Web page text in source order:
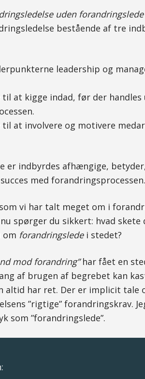
uden forandringslede
bestående af tre
leadership og
til at kigge indad, før der
til at involvere og motivere
er indbyrdes afhængige,
med forandringsprocessen.
vi har talt meget om i
spørger du sikkert: hvad
om forandringslede i stedet?
mod forandring”har fået en
af brugen af begrebet kan
altid har ret. Der er implicit tale
”rigtige” forandringskrav.
som ”forandringslede”.